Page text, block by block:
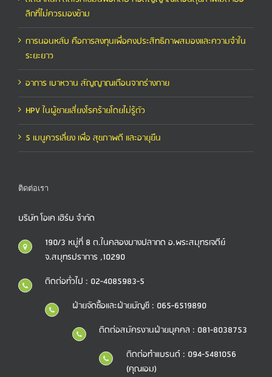
ลิกที่ไม่ควรมองข้าม
การนอนหลับ คือการลงทุนเพื่อคงประสิทธิภาพสมองและความจำใน
ระยะยาว
อาการ เบาหวาน สัญญาณเตือนจากร่างกาย
HPV ในผู้ชายเสี่ยงโรคร้ายโดยไม่รู้ตัว
5 เมนูควรเลี่ยง เพื่อ สุขภาพดี และอายุยืน
ติดต่อเรา
บริษัท โอเค เฮิร์บ จำกัด
190/3 หมู่ที่ 8 ต.ในคลองบางปลากด อ.พระสมุทรเจดีย์
จ.สมุทรปราการ ,10290
ติดต่อทั่วไป : 02-4085983-5
ฝ่ายจัดซื้อและฝ่ายบัญชี : 065-6519890
ติดต่อสมัครงานฝ่ายบุคคล : 081-8038753
ติดต่อทำแบรนด์ : 094-5481056
(คุณเอม)